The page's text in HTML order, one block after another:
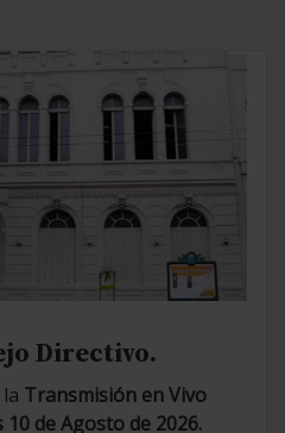
Directivo.
Transmisión en Vivo
de Agosto de 2026.